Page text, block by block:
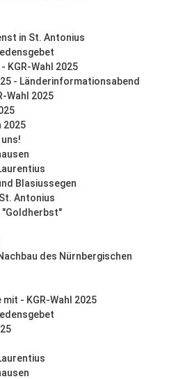
in St. Antonius
KGR-Wahl 2025
- Länderinformationsabend
Wahl 2025
2025
Blasiussegen
Antonius
des Nürnbergischen
- KGR-Wahl 2025